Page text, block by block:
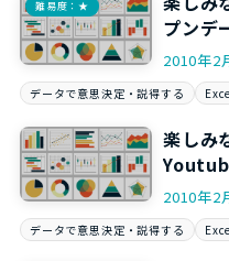
難易度：★
プンデ
2010年2
データで意思決定・説得する
楽しみ
2010年2
データで意思決定・説得する